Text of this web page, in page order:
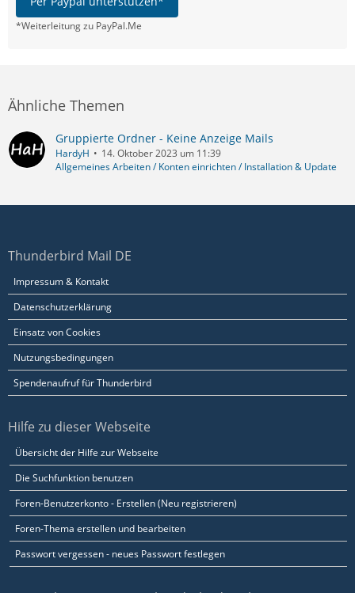
*Weiterleitung zu PayPal.Me
Ähnliche Themen
Gruppierte Ordner - Keine Anzeige Mails
HardyH
14. Oktober 2023 um 11:39
Allgemeines Arbeiten / Konten einrichten / Installation & Update
Thunderbird Mail DE
Impressum & Kontakt
Datenschutzerklärung
Einsatz von Cookies
Nutzungsbedingungen
Spendenaufruf für Thunderbird
Hilfe zu dieser Webseite
Übersicht der Hilfe zur Webseite
Die Suchfunktion benutzen
Foren-Benutzerkonto - Erstellen (Neu registrieren)
Foren-Thema erstellen und bearbeiten
Passwort vergessen - neues Passwort festlegen